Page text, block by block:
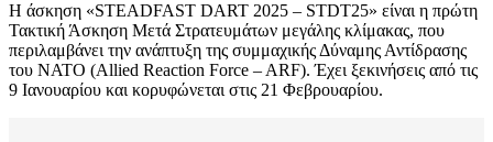
Η άσκηση «STEADFAST DART 2025 – STDT25» είναι η πρώτη
Τακτική Άσκηση Μετά Στρατευμάτων μεγάλης κλίμακας, που
περιλαμβάνει την ανάπτυξη της συμμαχικής Δύναμης Αντίδρασης
του ΝΑΤΟ (Allied Reaction Force – ARF). Έχει ξεκινήσεις από τις
9 Ιανουαρίου και κορυφώνεται στις 21 Φεβρουαρίου.